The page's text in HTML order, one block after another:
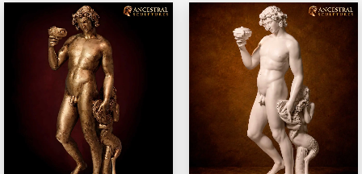
Rango
desde
€69,00
hasta
€665,00
producto
múltiples
opciones
Rango
de
precios:
desde
€69,00
hasta
€665,00
Este
producto
tiene
múltiples